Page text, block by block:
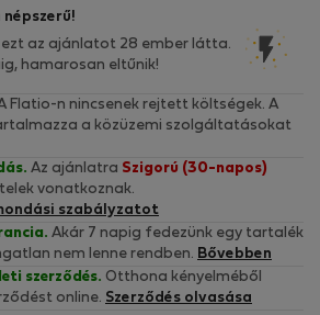
az ajánlatot 28 ember látta.
hamarosan eltűnik!
Flatio-n nincsenek rejtett költségek. A
a közüzemi szolgáltatásokat
Az ajánlatra Szigorú (30-napos)
vonatkoznak.
szabályzatot
Akár 7 napig fedezünk egy tartalék
nem lenne rendben. Bővebben
szerződés. Otthona kényelméből
online. Szerződés olvasása